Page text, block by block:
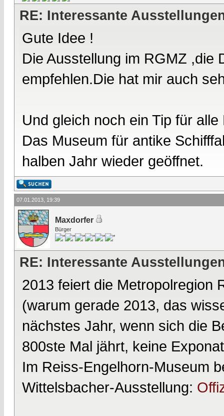
RE: Interessante
Gute Idee !
Die Ausstellung im RGMZ ,die
empfehlen.Die hat mir auch
Und gleich noch ein Tip für
Das Museum für antike
halben Jahr wieder geöffnet.
07.01.2013, 19:39
Maxdorfer
Bürger
RE: Interessante
2013 feiert die Metropolregion
(warum gerade 2013, das
nächstes Jahr, wenn sich die
800ste Mal jährt, keine
Im Reiss-Engelhorn-Museum
Wittelsbacher-Ausstellung: